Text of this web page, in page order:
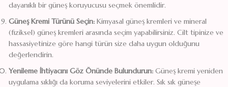
dayanıklı bir güneş koruyucusu seçmek önemlidir.
Güneş Kremi Türünü Seçin: Kimyasal güneş kremleri ve mineral
(fiziksel) güneş kremleri arasında seçim yapabilirsiniz. Cilt tipinize ve
hassasiyetinize göre hangi türün size daha uygun olduğunu
değerlendirin.
Yenileme İhtiyacını Göz Önünde Bulundurun: Güneş kremi yeniden
uygulama sıklığı da koruma seviyelerini etkiler. Sık sık güneşe